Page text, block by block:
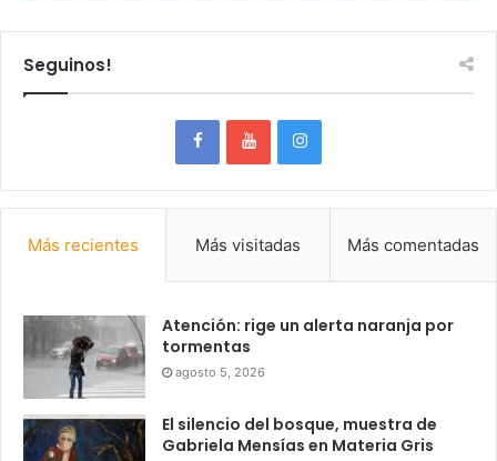
Seguinos!
Más recientes Más visitadas Más comentadas
Atención: rige un alerta naranja por
tormentas
agosto 5, 2026
El silencio del bosque, muestra de
Gabriela Mensías en Materia Gris